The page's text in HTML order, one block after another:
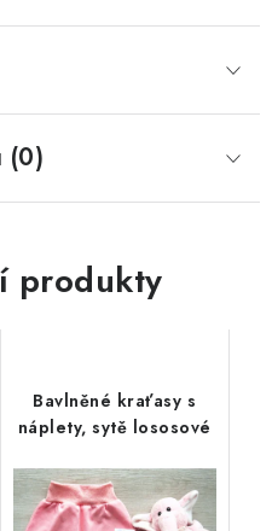
(0)
produkty
Bavlněné kraťasy s
náplety, sytě lososové